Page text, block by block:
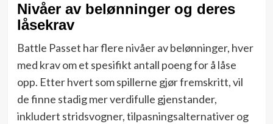
Nivåer av belønninger og deres
låsekrav
Battle Passet har flere nivåer av belønninger, hver
med krav om et spesifikt antall poeng for å låse
opp. Etter hvert som spillerne gjør fremskritt, vil
de finne stadig mer verdifulle gjenstander,
inkludert stridsvogner, tilpasningsalternativer og